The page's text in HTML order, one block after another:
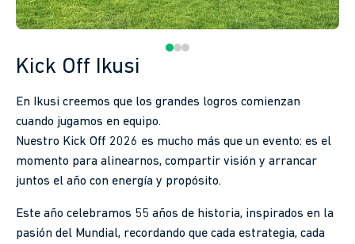
Kick Off Ikusi
En Ikusi creemos que los grandes logros comienzan
cuando jugamos en equipo.
Nuestro Kick Off 2026 es mucho más que un evento: es el
momento para alinearnos, compartir visión y arrancar
juntos el año con energía y propósito.
Este año celebramos 55 años de historia, inspirados en la
pasión del Mundial, recordando que cada estrategia, cada